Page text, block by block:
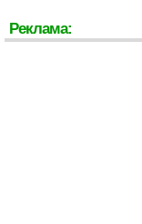
Реклама: